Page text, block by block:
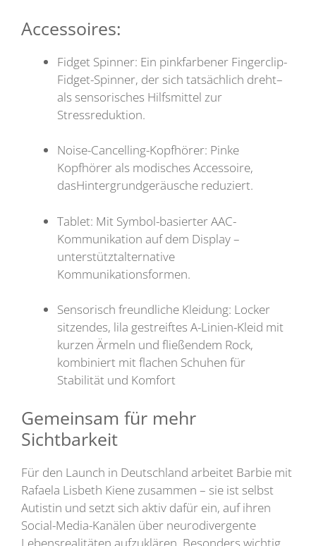
Accessoires:
Fidget Spinner: Ein pinkfarbener Fingerclip-
Fidget-Spinner, der sich tatsächlich dreht–
als sensorisches Hilfsmittel zur
Stressreduktion.
Noise-Cancelling-Kopfhörer: Pinke
Kopfhörer als modisches Accessoire,
dasHintergrundgeräusche reduziert.
Tablet: Mit Symbol-basierter AAC-
Kommunikation auf dem Display –
unterstütztalternative
Kommunikationsformen.
Sensorisch freundliche Kleidung: Locker
sitzendes, lila gestreiftes A-Linien-Kleid mit
kurzen Ärmeln und fließendem Rock,
kombiniert mit flachen Schuhen für
Stabilität und Komfort
Gemeinsam für mehr
Sichtbarkeit
Für den Launch in Deutschland arbeitet Barbie mit
Rafaela Lisbeth Kiene zusammen – sie ist selbst
Autistin und setzt sich aktiv dafür ein, auf ihren
Social-Media-Kanälen über neurodivergente
Lebensrealitäten aufzuklären. Besonders wichtig